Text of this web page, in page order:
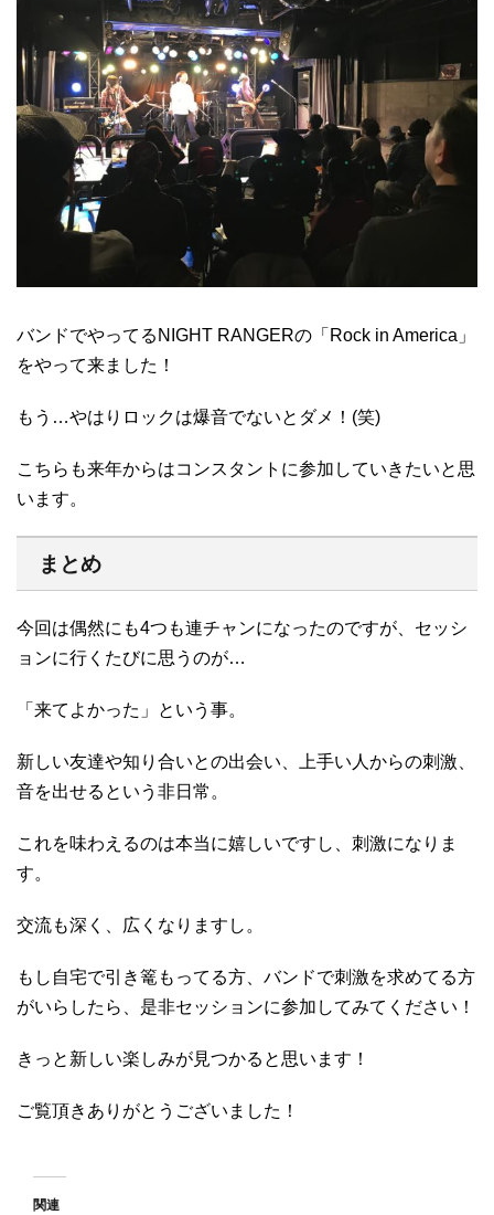
バンドでやってるNIGHT RANGERの「Rock in America」
をやって来ました！
もう…やはりロックは爆音でないとダメ！(笑)
こちらも来年からはコンスタントに参加していきたいと思
います。
まとめ
今回は偶然にも4つも連チャンになったのですが、セッシ
ョンに行くたびに思うのが…
「来てよかった」という事。
新しい友達や知り合いとの出会い、上手い人からの刺激、
音を出せるという非日常。
これを味わえるのは本当に嬉しいですし、刺激になりま
す。
交流も深く、広くなりますし。
もし自宅で引き篭もってる方、バンドで刺激を求めてる方
がいらしたら、是非セッションに参加してみてください！
きっと新しい楽しみが見つかると思います！
ご覧頂きありがとうございました！
関連